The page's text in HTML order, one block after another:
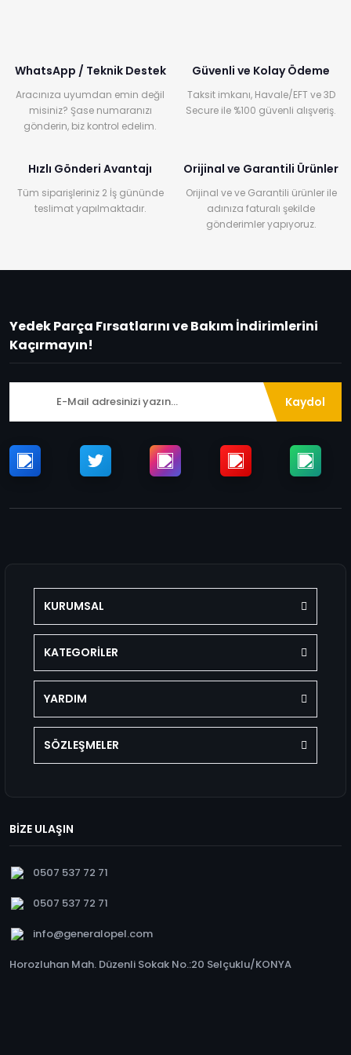
WhatsApp / Teknik Destek
Aracınıza uyumdan emin değil
misiniz? Şase numaranızı
gönderin, biz kontrol edelim.
Güvenli ve Kolay Ödeme
Taksit imkanı, Havale/EFT ve 3D
Secure ile %100 güvenli alışveriş.
Hızlı Gönderi Avantajı
Tüm siparişleriniz 2 İş gününde
teslimat yapılmaktadır.
Orijinal ve Garantili Ürünler
Orijinal ve ve Garantili ürünler ile
adınıza faturalı şekilde
gönderimler yapıyoruz.
Yedek Parça Fırsatlarını ve Bakım İndirimlerini
Kaçırmayın!
Kaydol
KURUMSAL
KATEGORİLER
YARDIM
SÖZLEŞMELER
BİZE ULAŞIN
0507 537 72 71
0507 537 72 71
info@generalopel.com
Horozluhan Mah. Düzenli Sokak No.:20 Selçuklu/KONYA